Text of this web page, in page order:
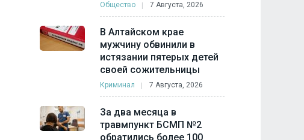
Общество 7 Августа, 2026
В Алтайском крае
мужчину обвинили в
истязании пятерых детей
своей сожительницы
Криминал 7 Августа, 2026
За два месяца в
травмпункт БСМП №2
обратились более 100